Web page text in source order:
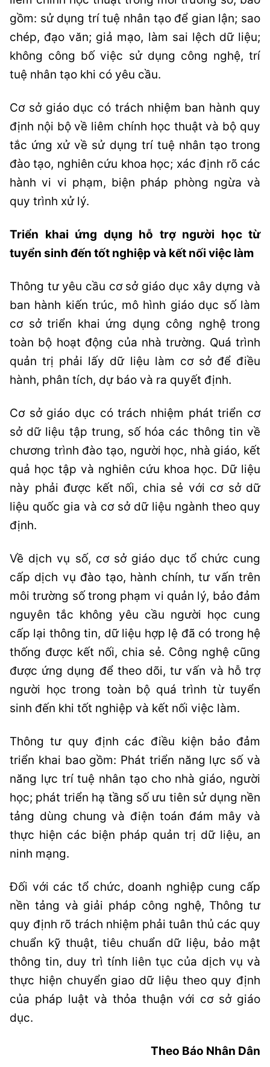
gồm: sử dụng trí tuệ nhân tạo để gian lận; sao
chép, đạo văn; giả mạo, làm sai lệch dữ liệu;
không công bố việc sử dụng công nghệ, trí
tuệ nhân tạo khi có yêu cầu.
Cơ sở giáo dục có trách nhiệm ban hành quy
định nội bộ về liêm chính học thuật và bộ quy
tắc ứng xử về sử dụng trí tuệ nhân tạo trong
đào tạo, nghiên cứu khoa học; xác định rõ các
hành vi vi phạm, biện pháp phòng ngừa và
quy trình xử lý.
Triển khai ứng dụng hỗ trợ người học từ
tuyển sinh đến tốt nghiệp và kết nối việc làm
Thông tư yêu cầu cơ sở giáo dục xây dựng và
ban hành kiến trúc, mô hình giáo dục số làm
cơ sở triển khai ứng dụng công nghệ trong
toàn bộ hoạt động của nhà trường. Quá trình
quản trị phải lấy dữ liệu làm cơ sở để điều
hành, phân tích, dự báo và ra quyết định.
Cơ sở giáo dục có trách nhiệm phát triển cơ
sở dữ liệu tập trung, số hóa các thông tin về
chương trình đào tạo, người học, nhà giáo, kết
quả học tập và nghiên cứu khoa học. Dữ liệu
này phải được kết nối, chia sẻ với cơ sở dữ
liệu quốc gia và cơ sở dữ liệu ngành theo quy
định.
Về dịch vụ số, cơ sở giáo dục tổ chức cung
cấp dịch vụ đào tạo, hành chính, tư vấn trên
môi trường số trong phạm vi quản lý, bảo đảm
nguyên tắc không yêu cầu người học cung
cấp lại thông tin, dữ liệu hợp lệ đã có trong hệ
thống được kết nối, chia sẻ. Công nghệ cũng
được ứng dụng để theo dõi, tư vấn và hỗ trợ
người học trong toàn bộ quá trình từ tuyển
sinh đến khi tốt nghiệp và kết nối việc làm.
Thông tư quy định các điều kiện bảo đảm
triển khai bao gồm: Phát triển năng lực số và
năng lực trí tuệ nhân tạo cho nhà giáo, người
học; phát triển hạ tầng số ưu tiên sử dụng nền
tảng dùng chung và điện toán đám mây và
thực hiện các biện pháp quản trị dữ liệu, an
ninh mạng.
Đối với các tổ chức, doanh nghiệp cung cấp
nền tảng và giải pháp công nghệ, Thông tư
quy định rõ trách nhiệm phải tuân thủ các quy
chuẩn kỹ thuật, tiêu chuẩn dữ liệu, bảo mật
thông tin, duy trì tính liên tục của dịch vụ và
thực hiện chuyển giao dữ liệu theo quy định
của pháp luật và thỏa thuận với cơ sở giáo
dục.
Theo Báo Nhân Dân